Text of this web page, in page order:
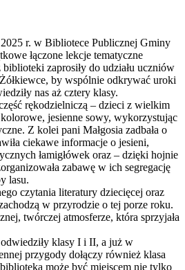
r. w Bibliotece Publicznej Gminy
łączone lekcje tematyczne
zaprosiły do udziału uczniów
by wspólnie odkrywać uroki
nas aż cztery klasy.
rękodzielniczą – dzieci z wielkim
jesienne sowy, wykorzystując
Z kolei pani Małgosia zadbała o
ciekawe informacje o jesieni,
łamigłówek oraz – dzięki hojnie
zabawę w ich segregację
lasu.
czytania literatury dziecięcej oraz
w przyrodzie o tej porze roku.
twórczej atmosferze, która sprzyjała
klasy I i II, a już w
przygody dołączy również klasa
może być miejscem nie tylko